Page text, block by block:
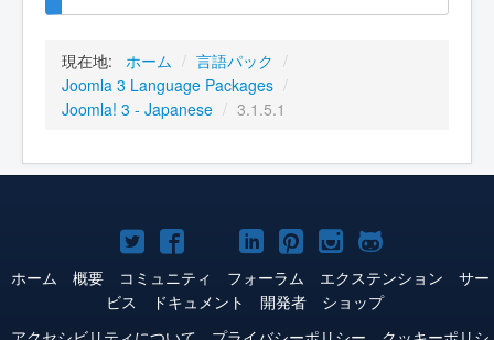
現在地: ホーム / 言語パック /
Joomla 3 Language Packages /
Joomla! 3 - Japanese / 3.1.5.1
Joomla!
Twitter
Joomla!
Facebook
Joomla!
YouTube
Joomla!
LinkedIn
Joomla!
Pinterest
Joomla!
Instagram
Joomla!
GitHub
ホーム 概要 コミュニティ フォーラム エクステンション
サー
ビス
ドキュメント 開発者
ショップ